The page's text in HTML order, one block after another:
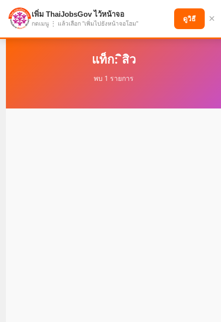
แบ่งปันโอกาส เพื่ออนาคตที่ก้าวหน้า
แท็ก: ิสิว
พบ 1 รายการ
เพิ่ม ThaiJobsGov ไว้หน้าจอ
กดเมนู ⋮ แล้วเลือก "เพิ่มไปยังหน้าจอโฮม"
ดูวิธี ×